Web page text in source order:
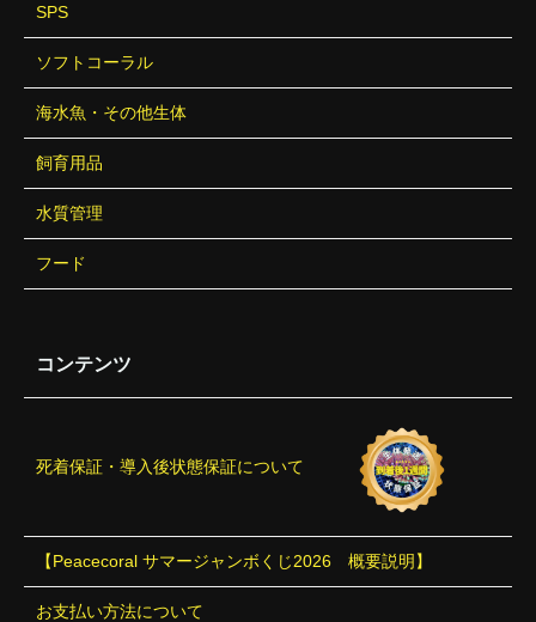
SPS
ソフトコーラル
海水魚・その他生体
飼育用品
水質管理
フード
コンテンツ
死着保証・導入後状態保証について
【Peacecoral サマージャンボくじ2026 概要説明】
お支払い方法について